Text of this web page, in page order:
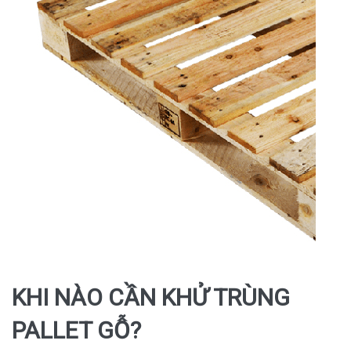
KHI NÀO CẦN KHỬ TRÙNG
PALLET GỖ?